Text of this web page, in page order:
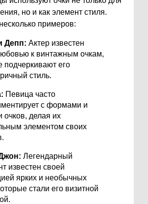
но и как элемент стиля.
примеров:
Депп: Актер известен
к винтажным очкам,
подчеркивают его
стиль.
Певица часто
с формами и
очков, делая их
элементом своих
Легендарный
известен своей
ярких и необычных
стали его визитной